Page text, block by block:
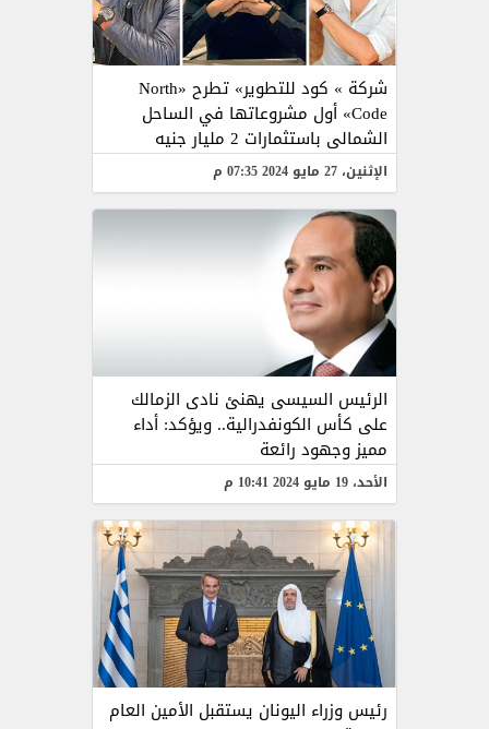
شركة » كود للتطوير» تطرح «North
Code» أول مشروعاتها في الساحل
الشمالى باستثمارات 2 مليار جنيه
الإثنين، 27 مايو 2024 07:35 م
الرئيس السيسى يهنئ نادى الزمالك
على كأس الكونفدرالية.. ويؤكد: أداء
مميز وجهود رائعة
الأحد، 19 مايو 2024 10:41 م
رئيس وزراء اليونان يستقبل الأمين العام